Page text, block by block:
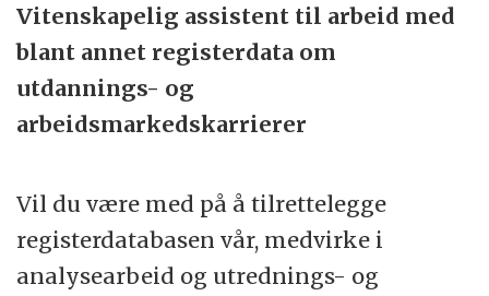
med høy relevans for arbeidslivet,
velferdsstaten og storbyregionen.
Vitenskapelig assistent til arbeid med
blant annet registerdata om
utdannings- og
arbeidsmarkedskarrierer
Vil du være med på å tilrettelegge
registerdatabasen vår, medvirke i
analysearbeid og utrednings- og